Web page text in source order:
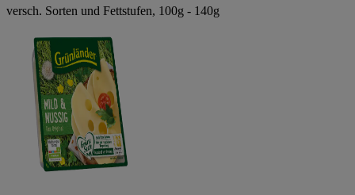
versch. Sorten und Fettstufen, 100g - 140g